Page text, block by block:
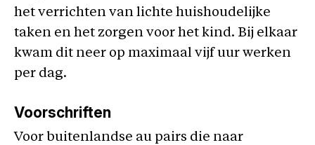
het verrichten van lichte huishoudelijke
taken en het zorgen voor het kind. Bij elkaar
kwam dit neer op maximaal vijf uur werken
per dag.
Voorschriften
Voor buitenlandse au pairs die naar